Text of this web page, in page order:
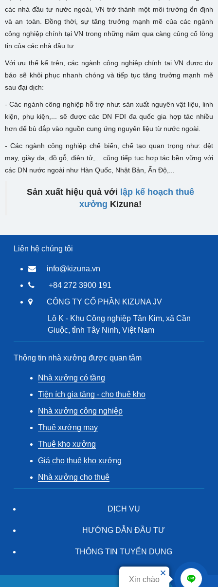
Xin chào
các nhà đầu tư nước ngoài, VN trở thành một môi trường ổn định
và an toàn. Đồng thời, sự tăng trưởng mạnh mẽ của các ngành
công nghiệp chính tại VN trong những năm qua càng củng cố lòng
tin của các nhà đầu tư.
Với ưu thế kể trên, các ngành công nghiệp chính tại VN được dự
báo sẽ khôi phục nhanh chóng và tiếp tục tăng trưởng mạnh mẽ
sau đại dịch:
- Các ngành công nghiệp hỗ trợ như: sản xuất nguyên vật liệu, linh
kiện, phụ kiện,... sẽ được các DN FDI đa quốc gia hợp tác nhiều
hơn để bù đắp vào nguồn cung ứng nguyên liệu từ nước ngoài.
- Các ngành công nghiệp chế biến, chế tạo quan trọng như: dệt
may, giày da, đồ gỗ, điện tử,... cũng tiếp tục hợp tác bền vững với
các DN nước ngoài như Hàn Quốc, Nhật Bản, Ấn Độ,...
Sản xuất hiệu quả với lập kế hoạch thuê
xưởng Kizuna!
Liên hệ chúng tôi
info@kizuna.vn
+84 272 3900 191
CÔNG TY CỔ PHẦN KIZUNA JV
Lô K - Khu Công nghiệp Tân Kim, xã Cần
Giuộc, tỉnh Tây Ninh, Việt Nam
Thông tin nhà xưởng được quan tâm
Nhà xưởng có tầng
Tiện ích gia tăng - cho thuê kho
Nhà xưởng công nghiệp
Thuê xưởng may
Thuê kho xưởng
Giá cho thuê kho xưởng
Nhà xưởng cho thuê
DỊCH VỤ
HƯỚNG DẪN ĐẦU TƯ
THÔNG TIN TUYỂN DỤNG